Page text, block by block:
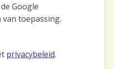
Google
van toepassing.
privacybeleid.